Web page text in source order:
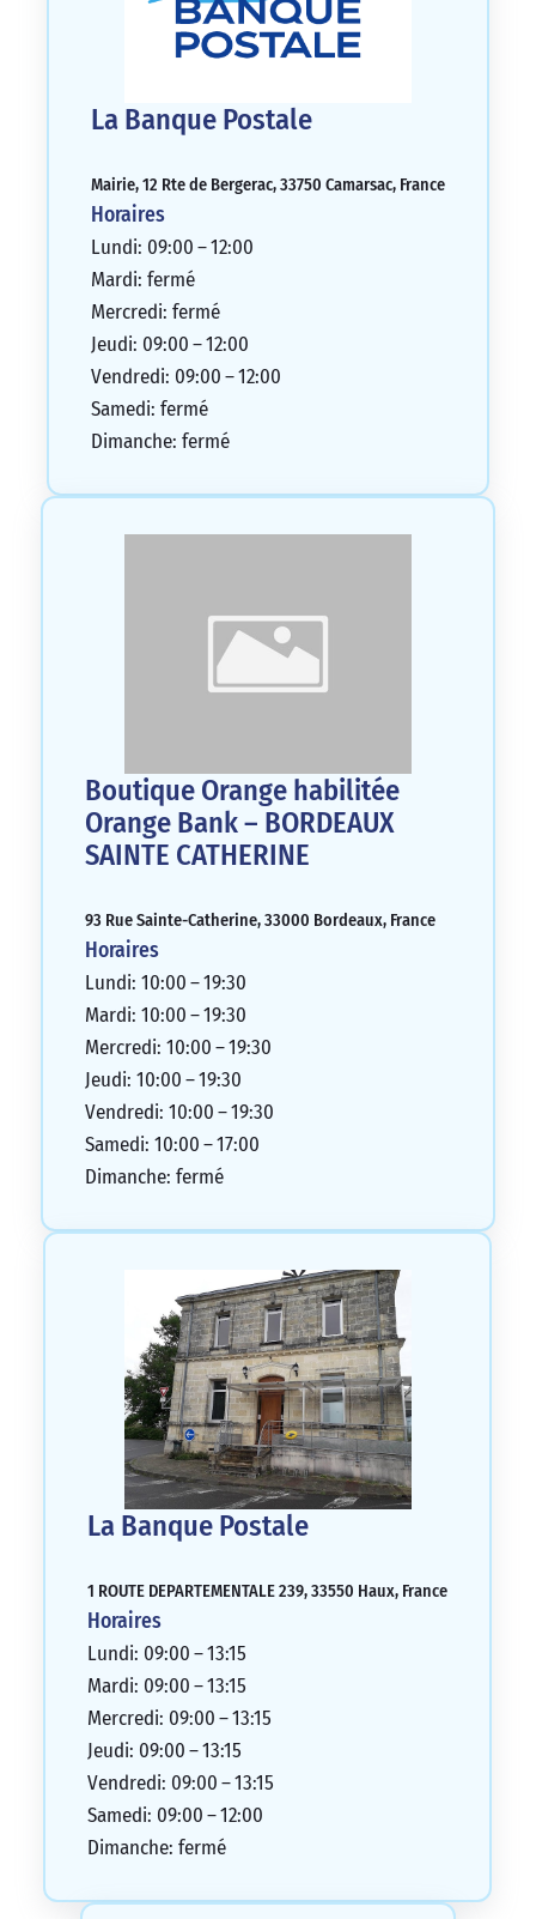
La Banque Postale
Mairie, 12 Rte de Bergerac, 33750 Camarsac, France
Horaires
Lundi: 09:00 – 12:00
Mardi: fermé
Mercredi: fermé
Jeudi: 09:00 – 12:00
Vendredi: 09:00 – 12:00
Samedi: fermé
Dimanche: fermé
Boutique Orange habilitée
Orange Bank – BORDEAUX
SAINTE CATHERINE
93 Rue Sainte-Catherine, 33000 Bordeaux, France
Horaires
Lundi: 10:00 – 19:30
Mardi: 10:00 – 19:30
Mercredi: 10:00 – 19:30
Jeudi: 10:00 – 19:30
Vendredi: 10:00 – 19:30
Samedi: 10:00 – 17:00
Dimanche: fermé
La Banque Postale
1 ROUTE DEPARTEMENTALE 239, 33550 Haux, France
Horaires
Lundi: 09:00 – 13:15
Mardi: 09:00 – 13:15
Mercredi: 09:00 – 13:15
Jeudi: 09:00 – 13:15
Vendredi: 09:00 – 13:15
Samedi: 09:00 – 12:00
Dimanche: fermé